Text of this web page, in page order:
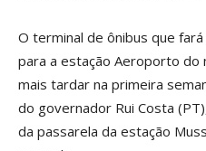
O terminal de ônibus que
para a estação Aeroporto
mais tardar na primeira
do governador Rui Costa
da passarela da estação